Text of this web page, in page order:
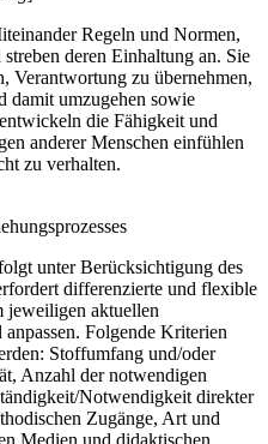
Regeln und Normen,
deren Einhaltung an. Sie
Verantwortung zu übernehmen,
damit umzugehen sowie
die Fähigkeit und
anderer Menschen einfühlen
zu verhalten.
unter Berücksichtigung des
differenzierte und flexible
jeweiligen aktuellen
Folgende Kriterien
Stoffumfang und/oder
Anzahl der notwendigen
Notwendigkeit direkter
Zugänge, Art und
Medien und didaktischen